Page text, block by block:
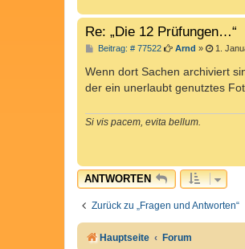
Re: „Die 12 Prüfungen…“
Beitrag: # 77522B
i
t
r
Arnd » 1.
Wenn dort Sachen archiviert
der ein unerlaubt genutztes
Si vis pacem, evita bellum.
ANTWORTEN
Zurück zu „Fragen und Antworten“
Hauptseite Forum